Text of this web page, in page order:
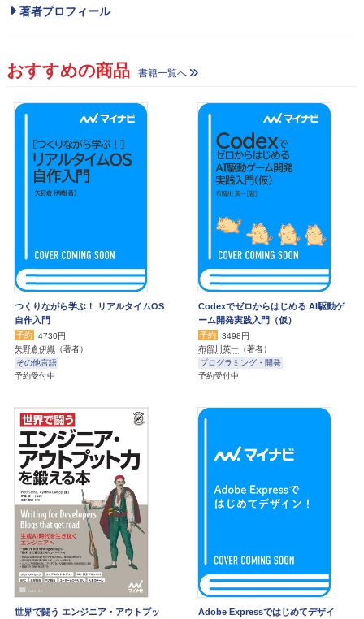
著者プロフィール
おすすめの商品 書籍一覧へ
つくりながら学ぶ！ リアルタイムOS
自作入門
予約
4730円
矢野倉伊織 （著者）
その他言語
予約受付中
Codexでゼロからはじめる AI駆動ゲ
ーム開発実践入門（仮）
予約
3498円
布留川英一 （著者）
プログラミング・開発
予約受付中
世界で闘う エンジニア・アウトプッ
Adobe Expressではじめてデザイ